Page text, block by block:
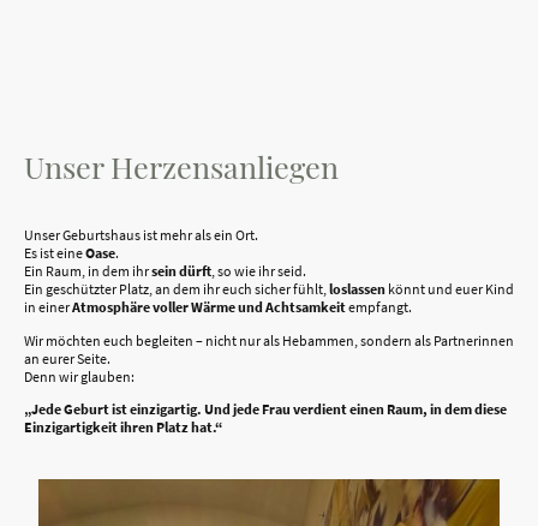
Unser Herzensanliegen
Unser Geburtshaus ist mehr als ein Ort.
Es ist eineOase.
Ein Raum, in dem ihrsein dürft, so wie ihr seid.
Ein geschützter Platz, an dem ihr euch sicher fühlt,loslassen könnt und euer Kind
in einerAtmosphäre voller Wärme und Achtsamkeitempfangt.
Wir möchten euch begleiten – nicht nur als Hebammen, sondern als Partnerinnen
an eurer Seite.
Denn wir glauben:
„Jede Geburt ist einzigartig. Und jede Frau verdient einen Raum, in dem diese
Einzigartigkeit ihren Platz hat.“